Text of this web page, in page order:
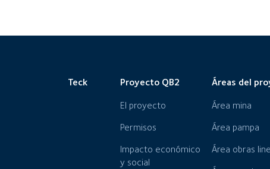
Teck Proyecto QB2
El proyecto
Permisos
Impacto económico
y social
Áreas del
Área mina
Área pampa
Área obras